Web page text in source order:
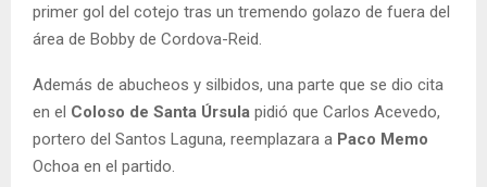
primer gol del cotejo tras un tremendo golazo de fuera del
área de Bobby de Cordova-Reid.
Además de abucheos y silbidos, una parte que se dio cita
en el Coloso de Santa Úrsula pidió que Carlos Acevedo,
portero del Santos Laguna, reemplazara a Paco Memo
Ochoa en el partido.